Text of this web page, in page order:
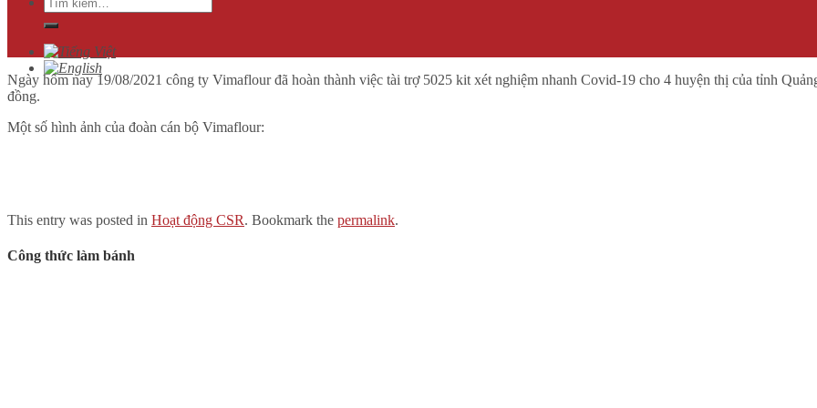
kiếm:
Ngày hôm nay 19/08/2021 công ty Vimaflour đã hoàn thành việc tài trợ 5025 kit xét nghiệm nhanh Covid-19 cho 4 huyện thị của tỉnh
đồng.
Một số hình ảnh của đoàn cán bộ Vimaflour:
This entry was posted in Hoạt động CSR. Bookmark the permalink.
Công thức làm bánh